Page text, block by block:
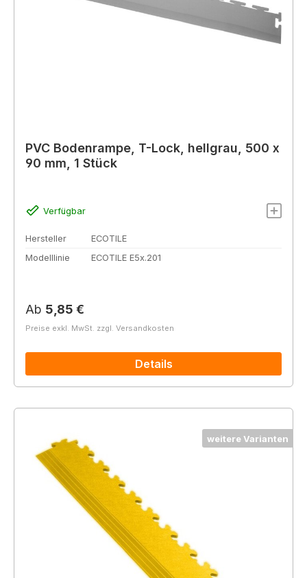
PVC Bodenrampe, T-Lock, hellgrau, 500 x
90 mm, 1 Stück
Verfügbar
Hersteller
ECOTILE
Modelllinie
ECOTILE E5x.201
Regulärer Preis:
Ab 5,85 €
Preise exkl. MwSt. zzgl. Versandkosten
Details
weitere Varianten